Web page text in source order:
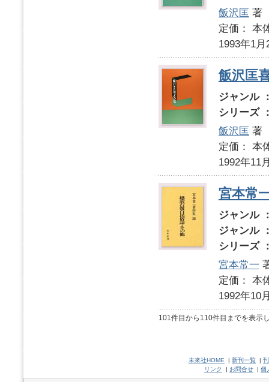
飯沢匡 著
定価：
1993年1月
飯沢匡
ジャンル
シリーズ
飯沢匡 著
定価：
1992年11
宮本常
ジャンル
ジャンル
シリーズ
宮本常一
定価：
1992年10
101件目から110件目までを表示
未來社HOME | 新刊一覧 |
リンク
| お問合せ | 個